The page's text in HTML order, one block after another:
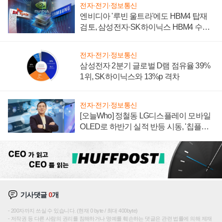
전자·전기·정보통신
엔비디아 '루빈 울트라'에도 HBM4 탑재
검토, 삼성전자·SK하이닉스 HBM4 수율
전자·전기·정보통신
삼성전자 2분기 글로벌 D램 점유율 39%
1위, SK하이닉스와 13%p 격차
전자·전기·정보통신
[오늘Who] 정철동 LG디스플레이 모바일
OLED로 하반기 실적 반등 시동, '칩플레
기사댓글0개
200자까지 쓰실 수 있습니다. (현재 0 byte / 최대 400byte)
저작권 등 다른 사람의 권리를 침해하거나 명예를 훼손하는 댓글은 관련 법률에 의해 제재